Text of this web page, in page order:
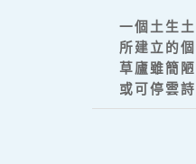
一個土生
所建立的
草廬雖簡
或可停雲